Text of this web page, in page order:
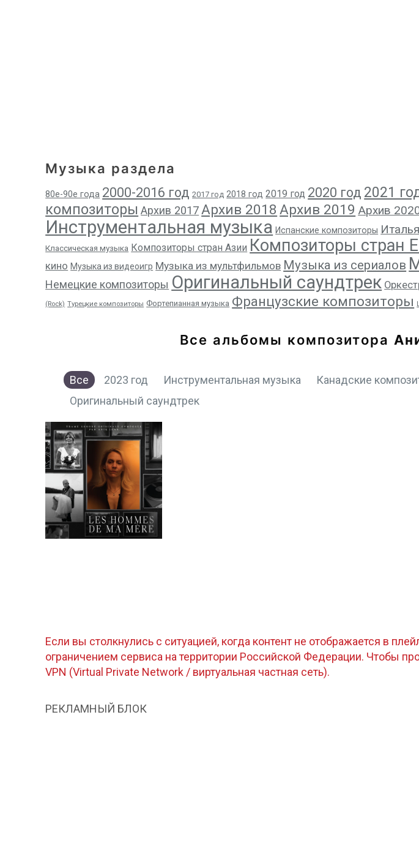
Музыка раздела
80е-90е года 2000-2016 год 2017 год 2018 год 2019 год 2020 год 2021
композиторы Архив 2017Архив 2018 Архив 2019 Архив
Инструментальная музыка Испанские композиторы
Классическая музыка Композиторы стран Азии Композиторы стран
кино Музыка из видеоигр Музыка из мультфильмов Музыка из сериалов
Немецкие композиторы Оригинальный саундтрек
(Rock) Турецкие композиторы Фортепианная музыка Французские композиторы
Все альбомы композитора
Все 2023 год Инструментальная музыка Канадские
Оригинальный саундтрек
Если вы столкнулись с ситуацией, когда контент не отображается в
ограничением сервиса на территории Российской Федерации. Чтобы
VPN (Virtual Private Network / виртуальная частная сеть).
РЕКЛАМНЫЙ БЛОК